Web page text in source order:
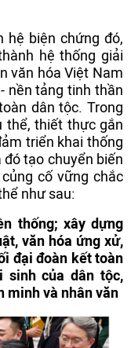
hệ biện chứng đó,
hệ thống giải
văn hóa Việt Nam
nền tảng tinh thần
dân tộc. Trong
thể, thiết thực gắn
triển khai thống
tạo chuyển biến
cố vững chắc
như sau:
thống; xây dựng
văn hóa ứng xử,
đại đoàn kết toàn
sinh của dân tộc,
minh và nhân văn